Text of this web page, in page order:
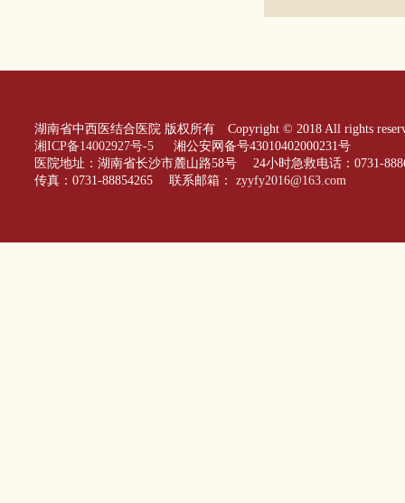
湖南省中西医结合医院 版权所有 Copyright © 2018 All rights
湘ICP备14002927号-5
湘公安网备号43010402000231号
医院地址：湖南省长沙市麓山路58号 24小时急救电话：0731-
传真：0731-88854265 联系邮箱： zyyfy2016@163.com